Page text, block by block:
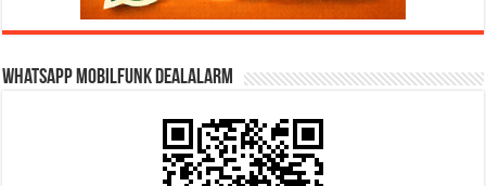
WhatsApp Mobilfunk DealAlarm